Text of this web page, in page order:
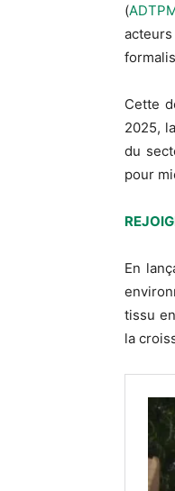
(
Cette
2025,
du
pour
En
tissu
la